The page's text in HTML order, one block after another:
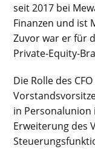
seit 2017 bei
Finanzen und ist
Zuvor war er für
Private-Equity-
Die Rolle des
in Personalunion
Erweiterung des